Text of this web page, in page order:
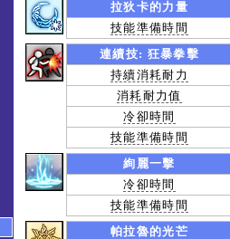
拉狄卡的力量
技能準備時間
連續技: 狂暴拳擊
持續消耗耐力
消耗耐力值
冷卻時間
技能準備時間
絢麗一擊
冷卻時間
技能準備時間
帕拉魯的光芒